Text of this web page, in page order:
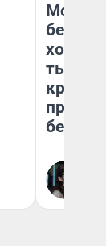
Мой
хотела
тысяч,